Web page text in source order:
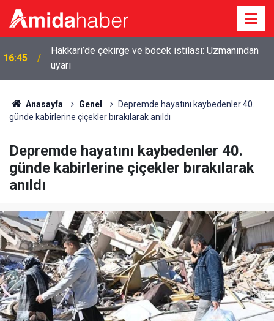
16:45
Hakkari’de çekirge ve böcek istilası: Uzmanından
uyarı
Anasayfa Genel
Depremde hayatını kaybedenler 40.
günde kabirlerine çiçekler bırakılarak anıldı
Depremde hayatını kaybedenler 40.
günde kabirlerine çiçekler bırakılarak
anıldı